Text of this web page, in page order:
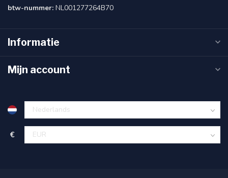
btw-nummer: NL001277264B70
Informatie
Mijn account
€